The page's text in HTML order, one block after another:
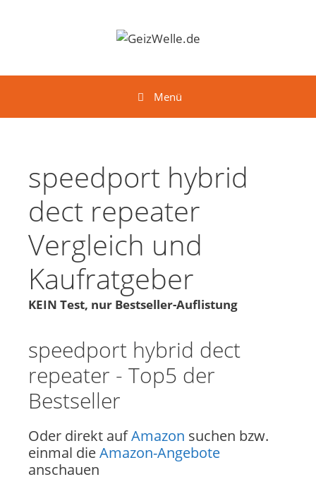
Menü
speedport hybrid
dect repeater
Vergleich und
Kaufratgeber
KEIN Test, nur Bestseller-Auflistung
speedport hybrid dect
repeater - Top5 der
Bestseller
Oder direkt aufAmazon suchen bzw.
einmal dieAmazon-Angebote
anschauen